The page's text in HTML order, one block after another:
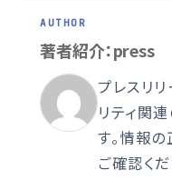
著者紹介：press
プレスリ
リティ関
す。情報
ご確認くだ